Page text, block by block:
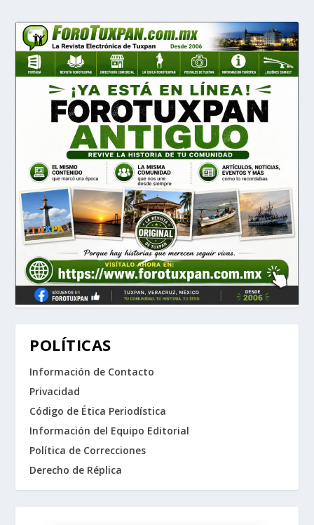
POLÍTICAS
Información de Contacto
Privacidad
Código de Ética Periodística
Información del Equipo Editorial
Política de Correcciones
Derecho de Réplica